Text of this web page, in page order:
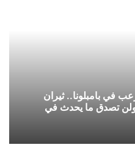
من الرعب في بامبلونا.. ثيران
تصدق ما يحدث في